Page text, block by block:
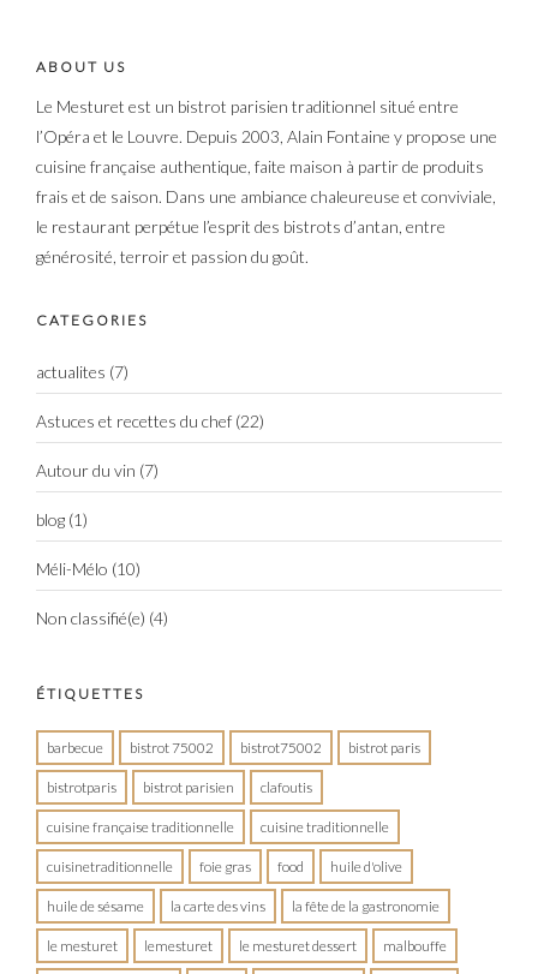
ABOUT US
Le Mesturet est un bistrot parisien traditionnel situé entre
l’Opéra et le Louvre. Depuis 2003, Alain Fontaine y propose une
cuisine française authentique, faite maison à partir de produits
frais et de saison. Dans une ambiance chaleureuse et conviviale,
le restaurant perpétue l’esprit des bistrots d’antan, entre
générosité, terroir et passion du goût.
CATEGORIES
actualites (7)
Astuces et recettes du chef (22)
Autour du vin (7)
blog (1)
Méli-Mélo (10)
Non classifié(e) (4)
ÉTIQUETTES
barbecue bistrot 75002 bistrot75002 bistrot paris
bistrotparis bistrot parisien clafoutis
cuisine française traditionnelle cuisine traditionnelle
cuisinetraditionnelle foie gras food huile d'olive
huile de sésame la carte des vins la fête de la gastronomie
le mesturet lemesturet le mesturet dessert malbouffe